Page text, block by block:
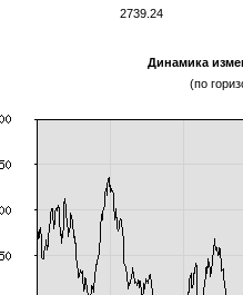
2739.24
Динамика
(по